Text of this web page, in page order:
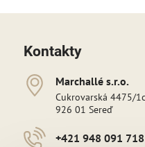
Kontakty
Marchallé s​​.r​​.o​​.
Cukrovarská 4475/1c
926 01 Sereď
+421 948 091 718